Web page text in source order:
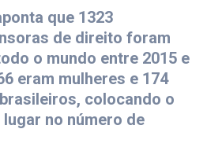
que 1323
de direito foram
o mundo entre 2015 e
eram mulheres e 174
colocando o
no número de